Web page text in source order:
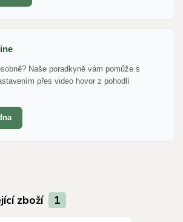
Naše poradkyně vám pomůže s
přes video hovor z pohodlí
zboží 1